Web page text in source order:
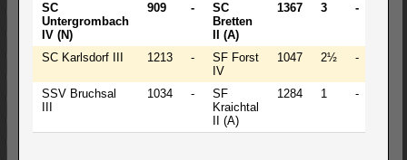
SC
Untergrombach
IV (N)
909 -
SC
Bretten
II (A)
1367 3 -
SC Karlsdorf III 1213 -
SF Forst
IV
1047 2½ -
SSV Bruchsal
1034 -
SF
Kraichtal
II (A)
1284 1 -